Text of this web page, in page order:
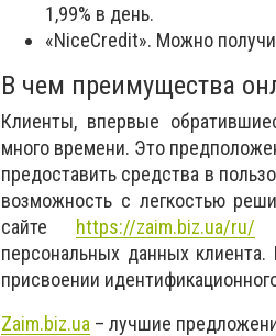
1,99% в день.
«NiceCredit». Можно
В чем преимущества
Клиенты, впервые
много времени. Это
предоставить средства в
возможность с легкостью
сайте https://zaim.biz.ua/ru/
персональных данных
присвоении
Zaim.biz.ua – лучшие